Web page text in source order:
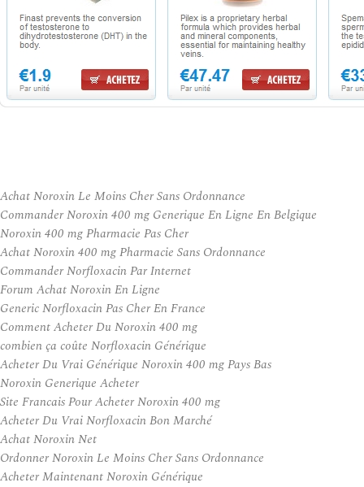
Achat Noroxin Le Moins Cher Sans Ordonnance
Commander Noroxin 400 mg Generique En Ligne En Belgique
Noroxin 400 mg Pharmacie Pas Cher
Achat Noroxin 400 mg Pharmacie Sans Ordonnance
Commander Norfloxacin Par Internet
Forum Achat Noroxin En Ligne
Generic Norfloxacin Pas Cher En France
Comment Acheter Du Noroxin 400 mg
combien ça coûte Norfloxacin Générique
Acheter Du Vrai Générique Noroxin 400 mg Pays Bas
Noroxin Generique Acheter
Site Francais Pour Acheter Noroxin 400 mg
Acheter Du Vrai Norfloxacin Bon Marché
Achat Noroxin Net
Ordonner Noroxin Le Moins Cher Sans Ordonnance
Acheter Maintenant Noroxin Générique